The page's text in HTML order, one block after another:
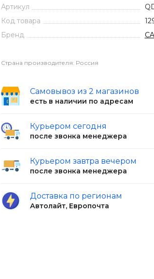
Артикул
Код товара
Бренд
Страна производителя: Россия
Самовывоз из 2 магазинов
есть в наличии по адресам
Курьером сегодня
после звонка менеджера
Курьером завтра вечером
после звонка менеджера
Доставка по регионам
Автолайт, Европочта